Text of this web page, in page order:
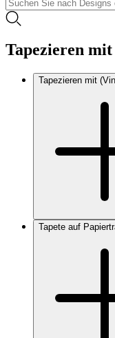
Tapezieren
Tapezieren mit
Tapete auf